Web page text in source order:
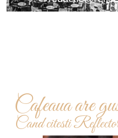
Cafeaua are
Cand citesti